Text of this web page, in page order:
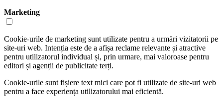
Marketing
Cookie-urile de marketing sunt utilizate pentru a urmări vizitatorii pe
site-uri web. Intenția este de a afișa reclame relevante și atractive
pentru utilizatorul individual și, prin urmare, mai valoroase pentru
editori și agenții de publicitate terți.
Cookie-urile sunt fișiere text mici care pot fi utilizate de site-uri web
pentru a face experiența utilizatorului mai eficientă.